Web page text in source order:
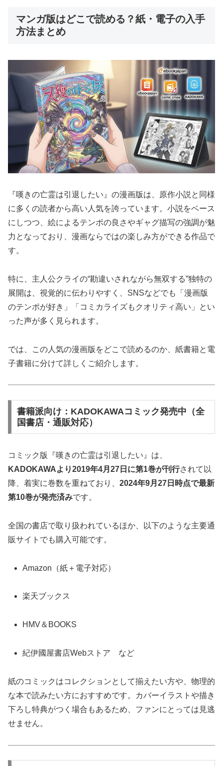
マンガ版はどこで読める？紙・電子の入手
方法まとめ
『嘆きの亡霊は引退したい』の漫画版は、原作小説と同様
に多くの読者から高い人気を誇っています。小説をベース
にしつつ、絵によるテンポの良さやギャグ描写の強調が魅
力となっており、漫画ならではの楽しみ方ができる作品で
す。
特に、主人公クライの“勘違いされながら無双する”独特の
展開は、視覚的に伝わりやすく、SNSなどでも「漫画版
のテンポが好き」「コミカライズもクオリティ高い」とい
った声が多く見られます。
では、この人気の漫画版をどこで読めるのか、紙書籍と電
子書籍に分けて詳しくご紹介します。
書籍派向け：KADOKAWAコミック発売中（全
国書店・通販対応）
コミック版『嘆きの亡霊は引退したい』は、
KADOKAWAより2019年4月27日に第1巻が刊行されて以
降、着実に巻数を重ねており、 2024年9月27日時点で最新
第10巻が発売済みです。
全国の書店で取り扱われているほか、以下のような主要通
販サイトでも購入可能です。
Amazon（紙＋電子対応）
楽天ブックス
HMV＆BOOKS
紀伊國屋書店Webストア など
紙のコミックはコレクションとして揃えたい方や、物理的
な本で読みたい方におすすめです。カバーイラストや描き
下ろし特典がつく場合もあるため、ファンにとっては見逃
せません。